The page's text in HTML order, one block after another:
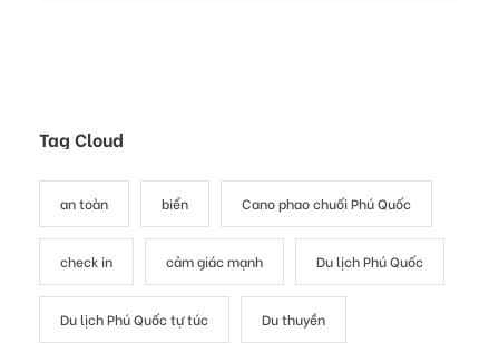
Tag Cloud
an toàn biển Cano phao chuối Phú Quốc
check in cảm giác mạnh Du lịch Phú Quốc
Du lịch Phú Quốc tự túc Du thuyền